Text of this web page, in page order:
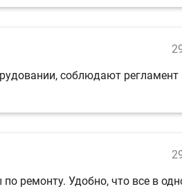
соблюдают регламент
ремонту. Удобно, что все в